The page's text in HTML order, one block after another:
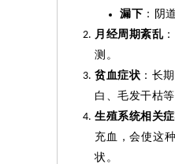
漏下 ：阴
月经周期紊乱
测。
贫血症状 ：长
白、毛发干枯等
生殖系统相关
充血，会使这
状。